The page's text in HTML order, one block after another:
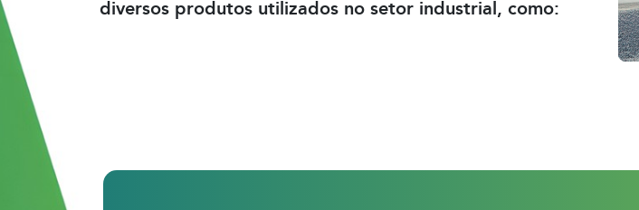
diversos produtos utilizados no setor industrial, como: